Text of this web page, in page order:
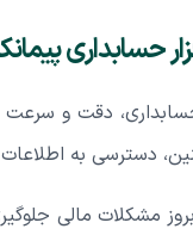
حسابداری
حسابداری، دقت و
دسترسی به اطلاعات
بروز مشکلات مالی